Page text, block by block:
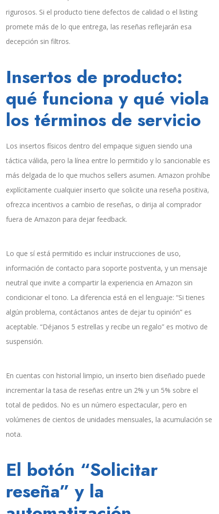
rigurosos. Si el producto tiene defectos de calidad o el listing
promete más de lo que entrega, las reseñas reflejarán esa
decepción sin filtros.
Insertos de producto:
qué funciona y qué viola
los términos de servicio
Los insertos físicos dentro del empaque siguen siendo una
táctica válida, pero la línea entre lo permitido y lo sancionable es
más delgada de lo que muchos sellers asumen. Amazon prohíbe
explícitamente cualquier inserto que solicite una reseña positiva,
ofrezca incentivos a cambio de reseñas, o dirija al comprador
fuera de Amazon para dejar feedback.
Lo que sí está permitido es incluir instrucciones de uso,
información de contacto para soporte postventa, y un mensaje
neutral que invite a compartir la experiencia en Amazon sin
condicionar el tono. La diferencia está en el lenguaje: “Si tienes
algún problema, contáctanos antes de dejar tu opinión” es
aceptable. “Déjanos 5 estrellas y recibe un regalo” es motivo de
suspensión.
En cuentas con historial limpio, un inserto bien diseñado puede
incrementar la tasa de reseñas entre un 2% y un 5% sobre el
total de pedidos. No es un número espectacular, pero en
volúmenes de cientos de unidades mensuales, la acumulación se
nota.
El botón “Solicitar
reseña” y la